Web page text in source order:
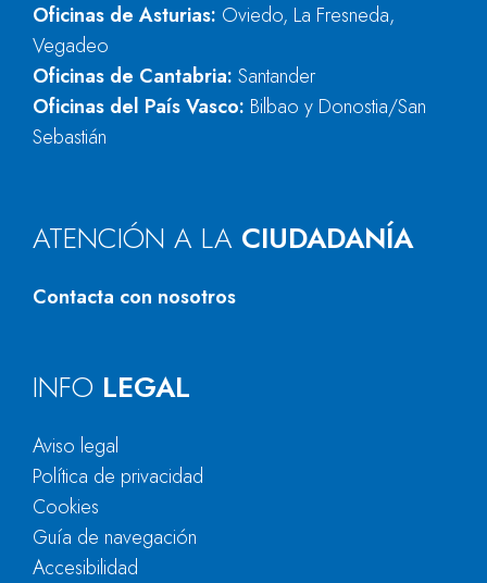
Oficinas de Asturias: Oviedo, La Fresneda,
Vegadeo
Oficinas de Cantabria: Santander
Oficinas del País Vasco: Bilbao y Donostia/San
Sebastián
ATENCIÓN A LA CIUDADANÍA
Contacta con nosotros
INFO LEGAL
Aviso legal
Política de privacidad
Cookies
Guía de navegación
Accesibilidad